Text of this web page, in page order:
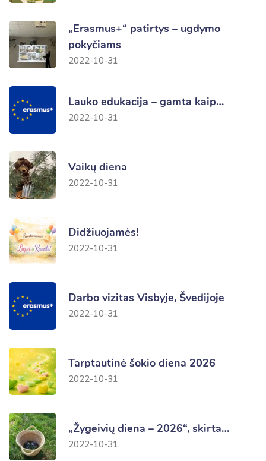
„Erasmus+“ patirtys – ugdymo
pokyčiams
2022-10-31
Lauko edukacija – gamta kaip…
2022-10-31
Vaikų diena
2022-10-31
Didžiuojamės!
2022-10-31
Darbo vizitas Visbyje, Švedijoje
2022-10-31
Tarptautinė šokio diena 2026
2022-10-31
„Žygeivių diena – 2026“, skirta…
2022-10-31